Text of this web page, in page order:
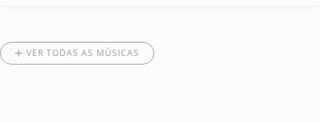
VER TODAS AS MÚSICAS